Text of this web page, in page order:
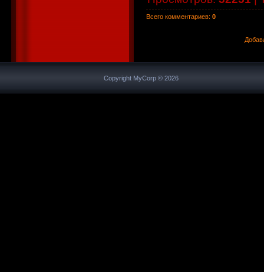
Всего комментариев: 0
Copyright MyCorp © 2026